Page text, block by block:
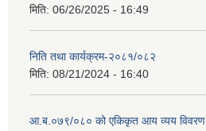
मिति: 06/26/2025 - 16:49
निति तथा कार्यक्रम-२०८१/०८२
मिति: 08/21/2024 - 16:40
आ.ब.०७९/०८० को एकिकृत आय व्यय विवरण